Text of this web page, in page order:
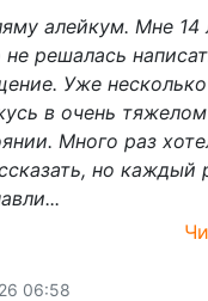
алейкум. Мне 14
не решалась
Уже
в очень тяжелом
Много раз
но каждый
06:58